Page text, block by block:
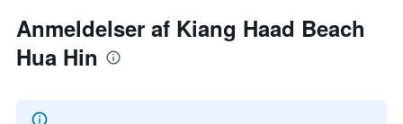
Anmeldelser af Kiang Haad Beach
Hua Hin